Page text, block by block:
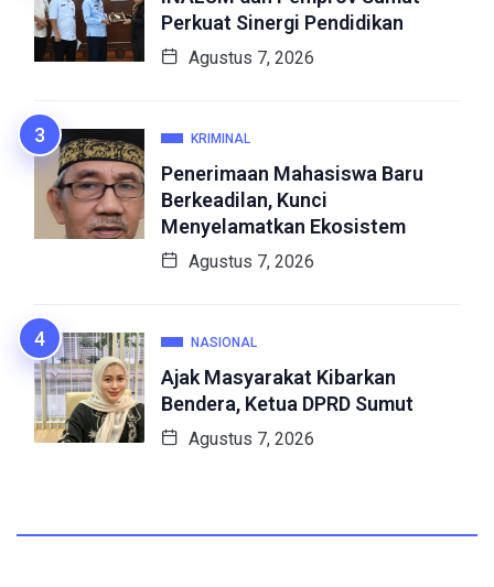
Perkuat Sinergi Pendidikan
Agustus 7, 2026
KRIMINAL
Penerimaan Mahasiswa Baru
Berkeadilan, Kunci
Menyelamatkan Ekosistem
Agustus 7, 2026
NASIONAL
Ajak Masyarakat Kibarkan
Bendera, Ketua DPRD Sumut
Agustus 7, 2026